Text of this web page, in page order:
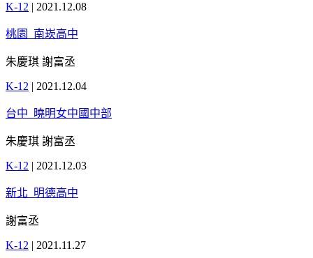
K-12 | 2021.12.08
桃園_南崁高中
朱慶琪 謝富丞
K-12 | 2021.12.04
台中_曉明女中國中部
朱慶琪 謝富丞
K-12 | 2021.12.03
新北_明德高中
謝富丞
K-12 | 2021.11.27